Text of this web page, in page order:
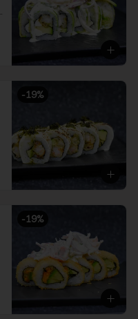
-19%
-19%